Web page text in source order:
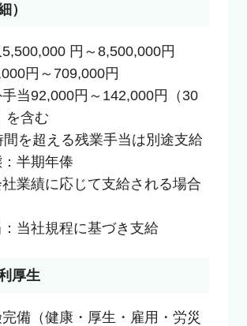
）
円～8,500,000円
円～709,000円
当92,000円～142,000円（30
を含む
を超える残業手当は別途支給
：半期年俸
社業績に応じて支給される場合
：当社規程に基づき支給
厚生
完備（健康・厚生・雇用・労災